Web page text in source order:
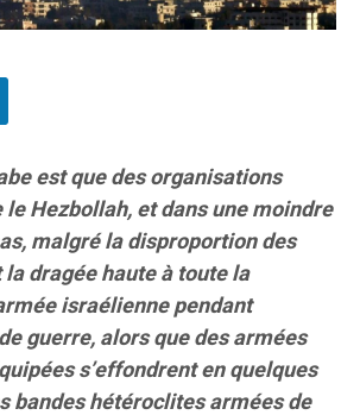
est que des organisations
Hezbollah, et dans une moindre
malgré la disproportion des
dragée haute à toute la
israélienne pendant
guerre, alors que des armées
s’effondrent en quelques
bandes hétéroclites armées de